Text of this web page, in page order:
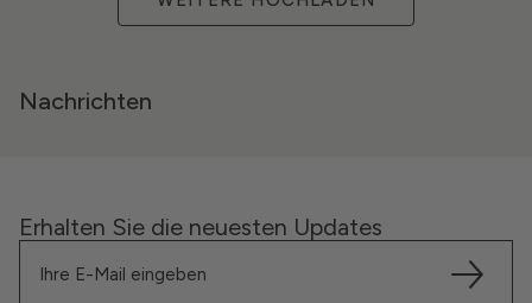
Nachrichten
Erhalten Sie die neuesten Updates